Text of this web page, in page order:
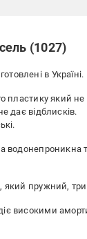
(1027)
в Україні.
пластику який
дає відблисків.
пружний,
високими